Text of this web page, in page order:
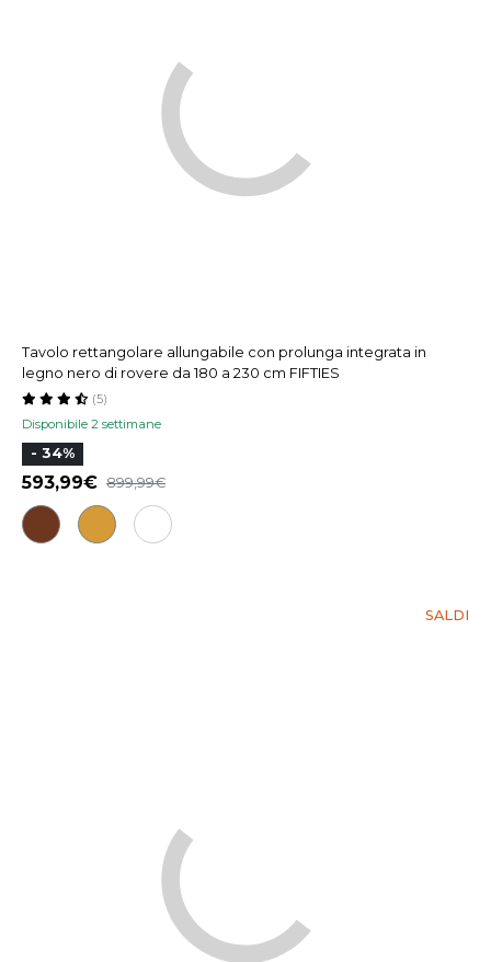
Tavolo rettangolare allungabile con prolunga integrata in
legno nero di rovere da 180 a 230 cm FIFTIES
Disponibile 2 settimane
(5)
- 34%
593,99 899,99
SALDI